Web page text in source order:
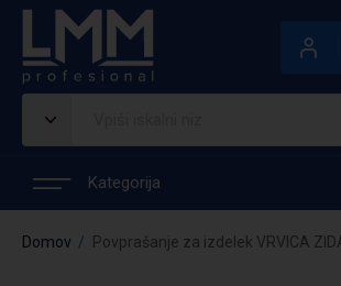
Kategorija
Domov Povprašanje za izdelek VRVICA